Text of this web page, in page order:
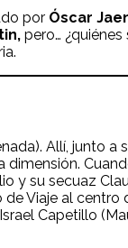
por Óscar
pero…
Allí, junto a
y su secuaz
Viaje al centro
Capetillo